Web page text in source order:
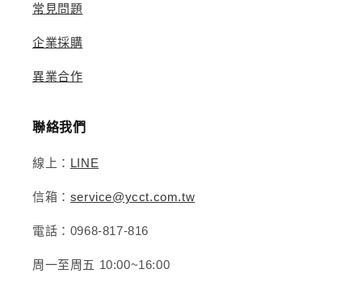
常見問題
企業採購
異業合作
聯絡我們
線上： LINE
信箱： service@ycct.com.tw
電話：0968-817-816
周一至周五 10:00~16:00